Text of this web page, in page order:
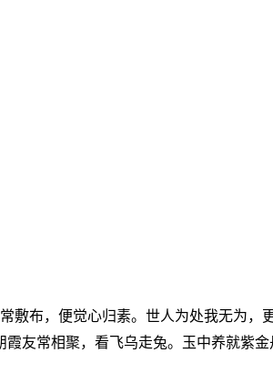
敷布，便觉心归素。世人为处我无为，
友常相聚，看飞乌走兔。玉中养就紫